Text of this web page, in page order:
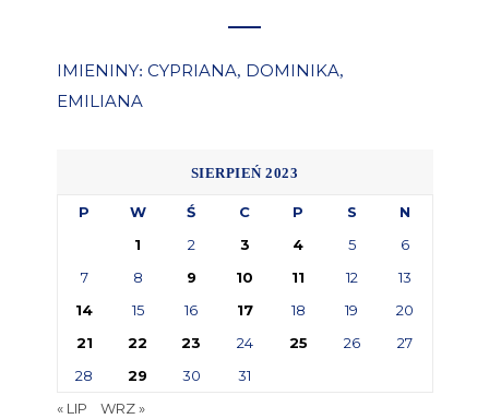
IMIENINY: CYPRIANA, DOMINIKA,
EMILIANA
SIERPIEŃ 2023
P W Ś C P S
N
1
2 3 4 5
6
7
8 9 10 11 12
13
14
15 16 17 18 19
20
21
22 23 24 25 26
27
28
29 30
31
« LIP
WRZ »